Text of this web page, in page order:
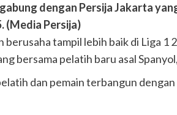
dengan Persija Jakarta
(Media Persija)
berusaha tampil lebih baik di Liga 1
bersama pelatih baru asal
dan pemain terbangun